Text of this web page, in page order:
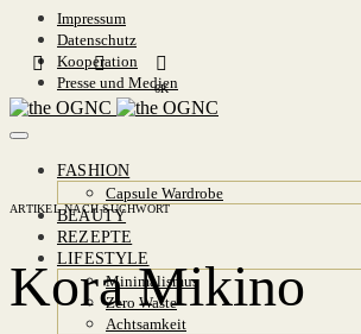
Impressum
Datenschutz
Kooperation
Presse und Medien
6K
FASHION
Capsule Wardrobe
BEAUTY
REZEPTE
LIFESTYLE
Minimalismus
Zero Waste
Achtsamkeit
ARTIKEL NACH SUCHWORT
Kora Mikino